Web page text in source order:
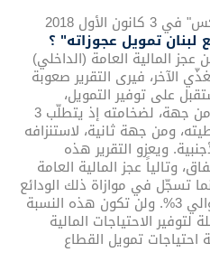
أما تقرير مصرف "غولدمان ساكس" في 3 كانون الأول 2018
تمويل عجوزاته" ؟
عجز المالية العامة (الداخلي)
الآخر، فيرى التقرير صعوبة
على توفير التمويل،
وبخاصة تمويل العجز الخارجي، من جهة، لضخامته إذ يتطلّب 3
ومن جهة ثانية، لاستنزافه
ويعزو التقرير هذه
وتالياً عجز المالية العامة
بينما تسجّل في موازاة ذلك الودائع
لدى القطاع المصرفي نمواً بحوالي 3%. ولن تكون هذه النسبة
الاحتياجات المالية
احتياجات تمويل القطاع